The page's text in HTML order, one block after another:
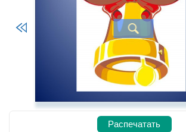
Распечатать